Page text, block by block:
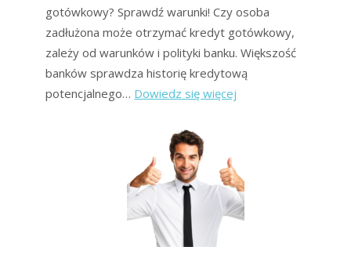
gotówkowy? Sprawdź warunki! Czy osoba
zadłużona może otrzymać kredyt gotówkowy,
zależy od warunków i polityki banku. Większość
banków sprawdza historię kredytową
potencjalnego… Dowiedz się więcej
zadłużonych
oferują
banki?